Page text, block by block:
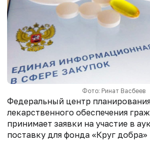
Фото: Ринат Васбеев
Федеральный центр
лекарственного обеспечения
принимает заявки на участие в
поставку для фонда «Круг добра»